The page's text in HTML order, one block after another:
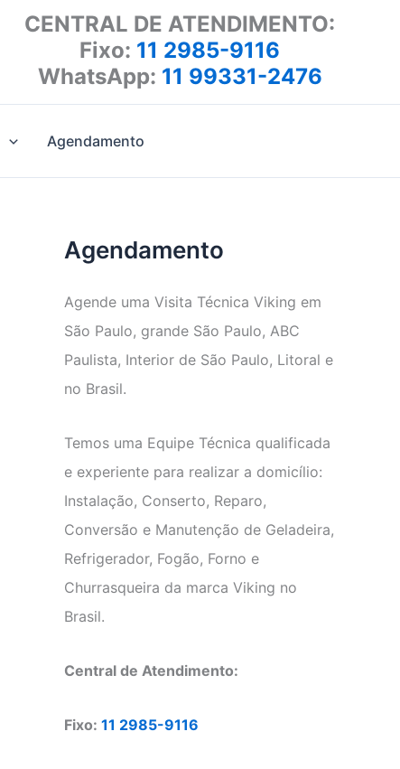
CENTRAL DE ATENDIMENTO:
Fixo: 11 2985-9116
WhatsApp: 11 99331-2476
Agendamento
Agendamento
Agende uma Visita Técnica Viking em
São Paulo, grande São Paulo, ABC
Paulista, Interior de São Paulo, Litoral e
no Brasil.
Temos uma Equipe Técnica qualificada
e experiente para realizar a domicílio:
Instalação, Conserto, Reparo,
Conversão e Manutenção de Geladeira,
Refrigerador, Fogão, Forno e
Churrasqueira da marca Viking no
Brasil.
Central de Atendimento:
Fixo: 11 2985-9116